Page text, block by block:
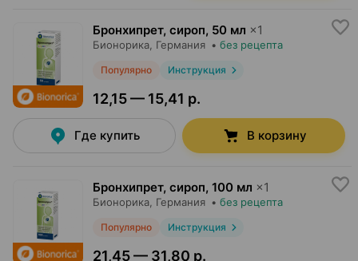
Бронхипрет, сироп, 50 мл ×1
Бионорика , Германия • без рецепта
Популярно Инструкция
12,15 — 15,41 р.
Где купить В корзину
Бронхипрет, сироп, 100 мл ×1
Бионорика , Германия • без рецепта
Популярно Инструкция
21,45 — 31,80 р.